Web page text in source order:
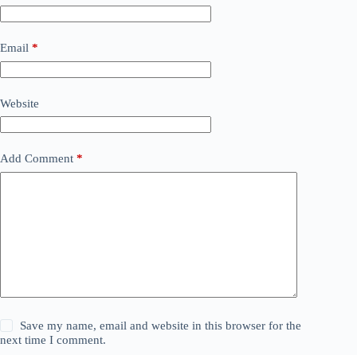
Email *
Website
Add Comment *
Save my name, email and website in this browser for the
next time I comment.